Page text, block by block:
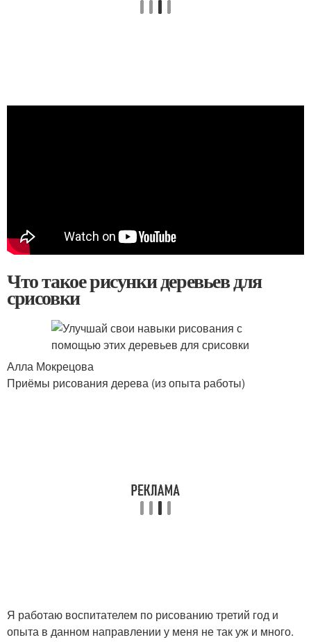
Что такое рисунки деревьев для
срисовки
Алла Мокрецова
Приёмы рисования дерева (из опыта работы)
Я работаю воспитателем по рисованию третий год и
опыта в данном направлении у меня не так уж и много.